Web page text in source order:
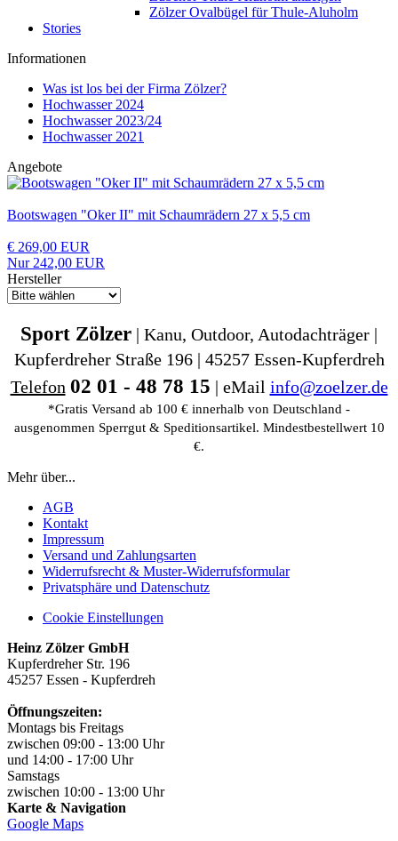
Zölzer Ovalbügel für Thule-Aluholm
Stories
Informationen
Was ist los bei der Firma Zölzer?
Hochwasser 2024
Hochwasser 2023/24
Hochwasser 2021
Angebote
Bootswagen "Oker II" mit Schaumrädern 27 x 5,5 cm
€ 269,00 EUR
Nur 242,00 EUR
Hersteller
Sport Zölzer | Kanu, Outdoor, Autodachträger |
Kupferdreher Straße 196 | 45257 Essen-Kupferdreh
Telefon 02 01 - 48 78 15 | eMail info@zoelzer.de
*Gratis Versand ab 100 € innerhalb von Deutschland -
ausgenommen Sperrgut & Speditionsartikel. Mindestbestellwert 10
€.
Mehr über...
AGB
Kontakt
Impressum
Versand und Zahlungsarten
Widerrufsrecht & Muster-Widerrufsformular
Privatsphäre und Datenschutz
Cookie Einstellungen
Heinz Zölzer GmbH
Kupferdreher Str. 196
45257 Essen - Kupferdreh
Öffnungszeiten:
Montags bis Freitags
zwischen 09:00 - 13:00 Uhr
und 14:00 - 17:00 Uhr
Samstags
zwischen 10:00 - 13:00 Uhr
Karte & Navigation
Google Maps